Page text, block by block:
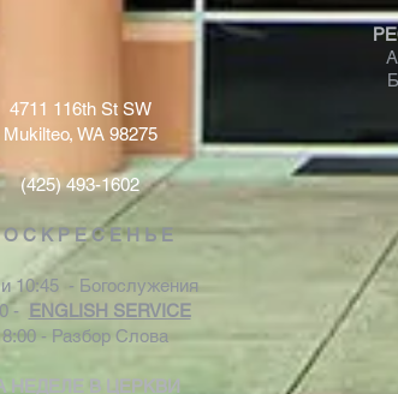
4711 116th St SW
Mukilteo, WA 98275
(425) 493-1602
О С К Р Е С Е Н Ь Е
10:45 - Богослужения
-
ENGLISH SERVICE
- Разбор Слова
НЕДЕЛЕ В ЦЕРКВИ